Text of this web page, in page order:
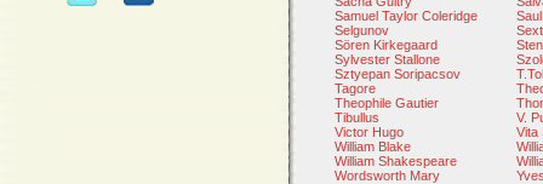
Samuel Taylor Coleridge
Selgunov
Sören Kirkegaard
Sylvester Stallone
Sztyepan Soripacsov
Tagore
Theophile Gautier
Tibullus
V.
Victor Hugo
Vita
William Blake
William Shakespeare
Wordsworth Mary